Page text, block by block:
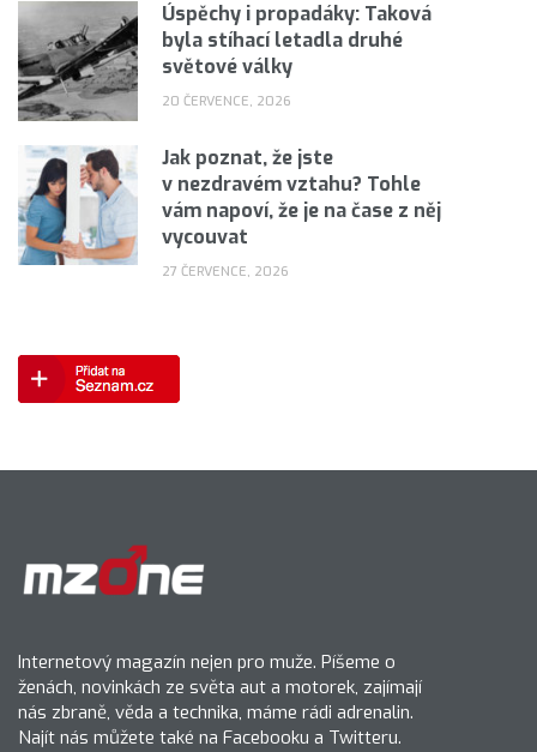
Úspěchy i propadáky: Taková
byla stíhací letadla druhé
světové války
20 ČERVENCE, 2026
Jak poznat, že jste
v nezdravém vztahu? Tohle
vám napoví, že je na čase z něj
vycouvat
27 ČERVENCE, 2026
Internetový magazín nejen pro muže. Píšeme o
ženách, novinkách ze světa aut a motorek, zajímají
nás zbraně, věda a technika, máme rádi adrenalin.
Najít nás můžete také na Facebooku a Twitteru.